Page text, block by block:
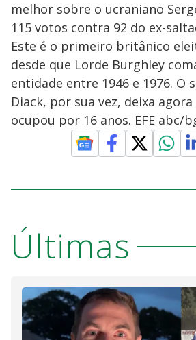
melhor sobre o ucraniano
115 votos contra 92 do ex-
Este é o primeiro britânico
desde que Lorde Burghley
entidade entre 1946 e 1976. O
Diack, por sua vez, deixa
ocupou por 16 anos. EFE abc/
Últimas